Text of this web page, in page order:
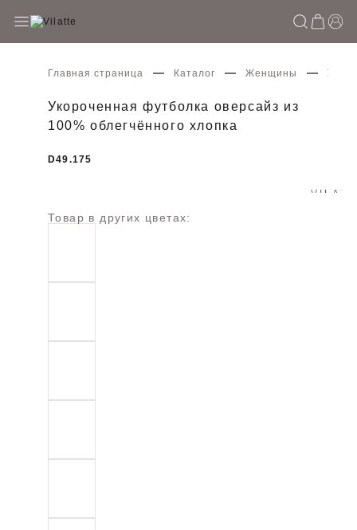
Главная страница Каталог Женщины
Укороченная футболка оверсайз из
100% облегчённого хлопка
D49.175
Товар в других цветах: